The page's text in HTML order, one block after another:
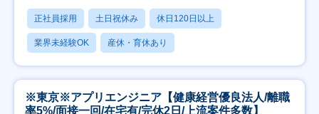
正社員採用 土日祝休み 休日120日以上
業界未経験OK 産休・育休あり
※東京※アプリエンジニア【健康経営優良法人/離職
率5%/面接一回/在宅有/完休2日/上流案件多数】